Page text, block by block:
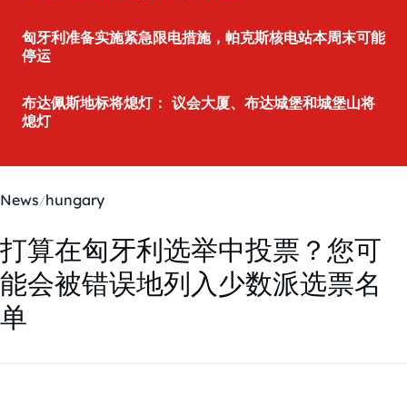
匈牙利准备实施紧急限电措施，帕克斯核电站本周末可能
停运
布达佩斯地标将熄灯： 议会大厦、布达城堡和城堡山将
熄灯
News hungary
打算在匈牙利选举中投票？您可
能会被错误地列入少数派选票名
单